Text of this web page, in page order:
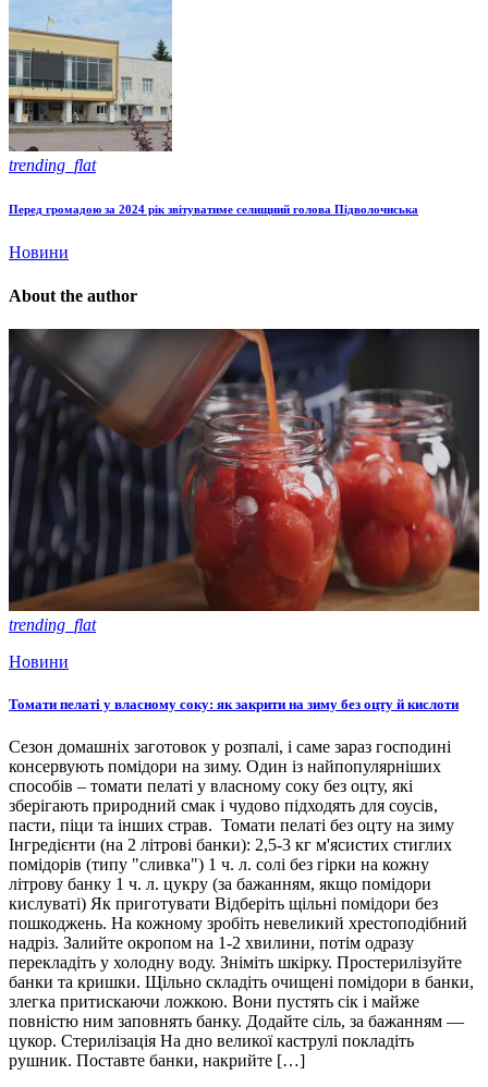
trending_flat
Перед громадою за 2024 рік звітуватиме селищний голова Підволочиська
Новини
About the author
trending_flat
Новини
Томати пелаті у власному соку: як закрити на зиму без оцту й кислоти
Сезон домашніх заготовок у розпалі, і саме зараз господині
консервують помідори на зиму. Один із найпопулярніших
способів – томати пелаті у власному соку без оцту, які
зберігають природний смак і чудово підходять для соусів,
пасти, піци та інших страв. Томати пелаті без оцту на зиму
Інгредієнти (на 2 літрові банки): 2,5-3 кг м'ясистих стиглих
помідорів (типу "сливка") 1 ч. л. солі без гірки на кожну
літрову банку 1 ч. л. цукру (за бажанням, якщо помідори
кислуваті) Як приготувати Відберіть щільні помідори без
пошкоджень. На кожному зробіть невеликий хрестоподібний
надріз. Залийте окропом на 1-2 хвилини, потім одразу
перекладіть у холодну воду. Зніміть шкірку. Простерилізуйте
банки та кришки. Щільно складіть очищені помідори в банки,
злегка притискаючи ложкою. Вони пустять сік і майже
повністю ним заповнять банку. Додайте сіль, за бажанням —
цукор. Стерилізація На дно великої каструлі покладіть
рушник. Поставте банки, накрийте […]